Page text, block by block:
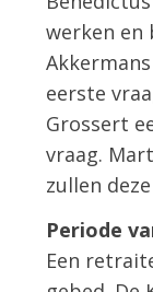
werken en
eerste
Grossert
vraag.
zullen
Periode
Een